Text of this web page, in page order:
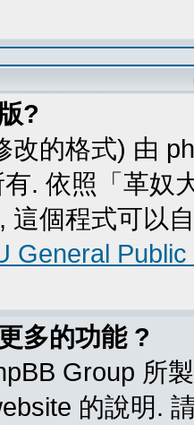
?
改的格式) 由
有. 依照「革奴
這個程式可以
General
多的功能 ?
Group 所
的說明.